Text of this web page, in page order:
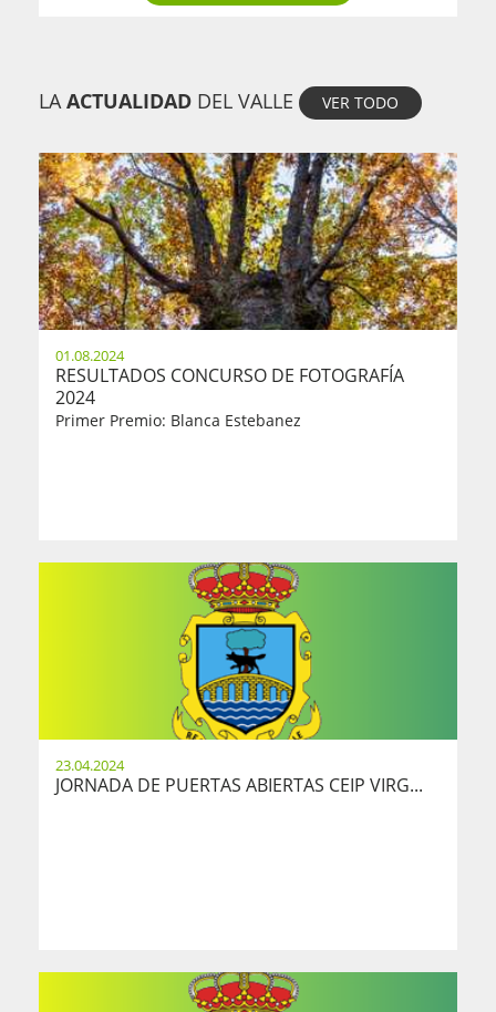
LA ACTUALIDAD DEL VALLE VER TODO
01.08.2024
RESULTADOS CONCURSO DE FOTOGRAFÍA
2024
Primer Premio: Blanca Estebanez
23.04.2024
JORNADA DE PUERTAS ABIERTAS CEIP VIRG...